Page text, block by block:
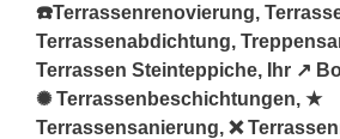
☎️Terrassenrenovierung,
Terrassenabdichtung,
Terrassen Steinteppiche, Ihr ↗️
✺ Terrassenbeschichtungen, ★
Terrassensanierung, ❌